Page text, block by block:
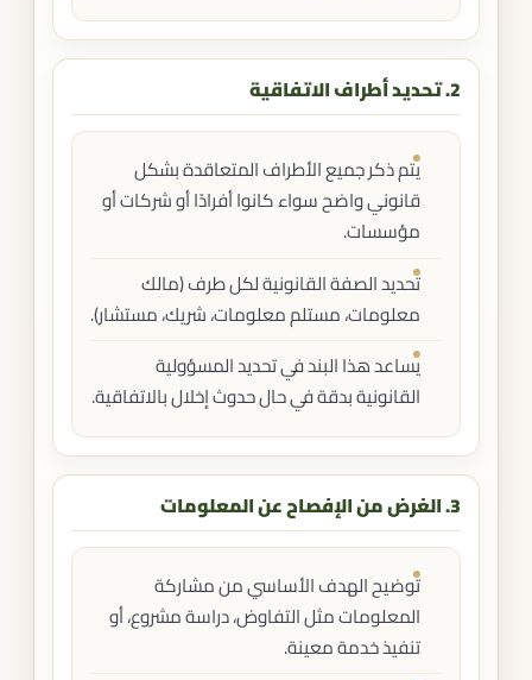
2. تحديد أطراف الاتفاقية
يتم ذكر جميع الأطراف المتعاقدة بشكل
قانوني واضح سواء كانوا أفرادًا أو شركات أو
مؤسسات.
تحديد الصفة القانونية لكل طرف (مالك
معلومات، مستلم معلومات، شريك، مستشار).
يساعد هذا البند في تحديد المسؤولية
القانونية بدقة في حال حدوث إخلال بالاتفاقية.
3. الغرض من الإفصاح عن المعلومات
توضيح الهدف الأساسي من مشاركة
المعلومات مثل التفاوض، دراسة مشروع، أو
تنفيذ خدمة معينة.